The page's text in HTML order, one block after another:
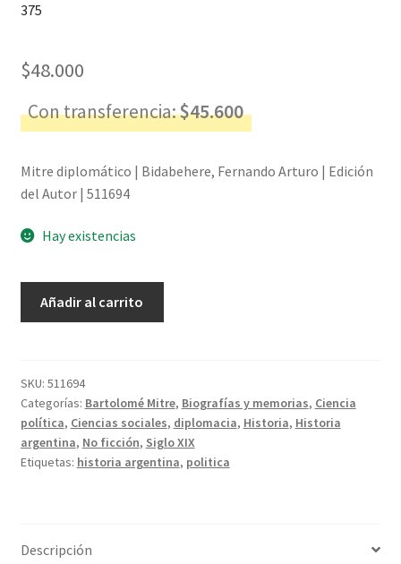
375
$48.000
Con transferencia:$45.600
Mitre diplomático | Bidabehere, Fernando Arturo | Edición
del Autor | 511694
Hay existencias
Fernando
Arturo
cantidad
Añadir al carrito
SKU: 511694
Categorías: Bartolomé Mitre, Biografías y memorias, Ciencia
política, Ciencias sociales, diplomacia, Historia, Historia
argentina, No ficción, Siglo XIX
Etiquetas: historia argentina, politica
Descripción